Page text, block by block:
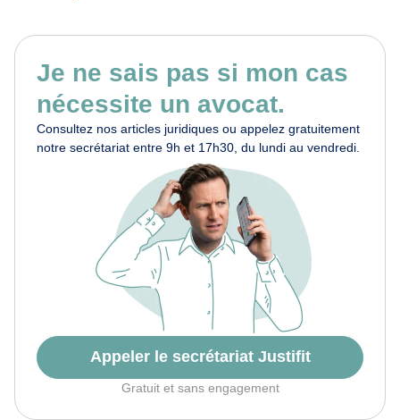
Je ne sais pas si mon cas
nécessite un avocat.
Consultez nos articles juridiques ou appelez gratuitement
notre secrétariat entre 9h et 17h30, du lundi au vendredi.
Appeler le secrétariat Justifit
Gratuit et sans engagement